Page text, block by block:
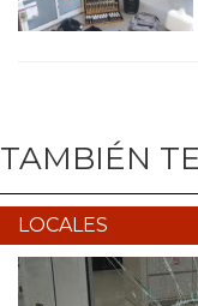
TAMBIÉN
LOCALES